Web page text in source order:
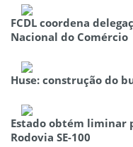
FCDL coordena
Nacional do Comércio
Huse: construção do
Estado obtém liminar
Rodovia SE-100